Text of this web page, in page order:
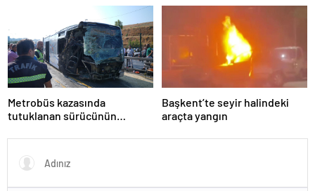
Metrobüs kazasında
tutuklanan sürücünün
Başkent’te seyir halindeki
araçta yangın